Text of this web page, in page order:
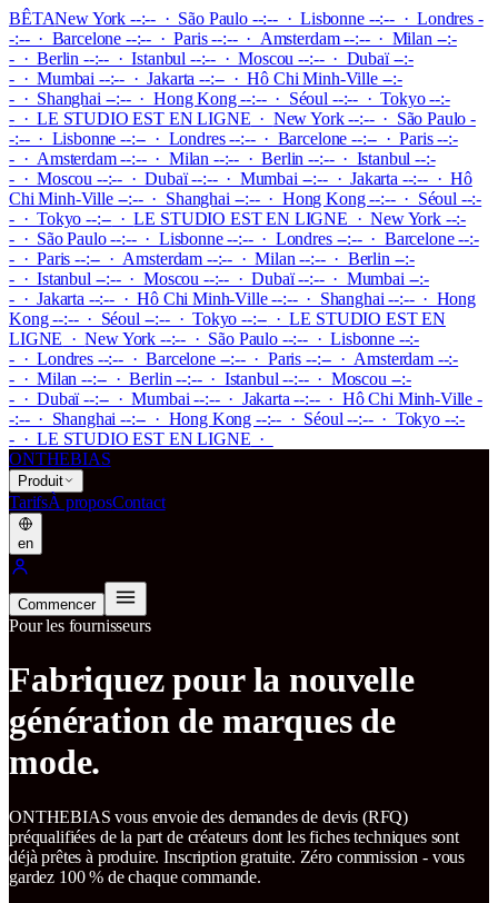
BÊTANew York --:-- · São Paulo --:-- · Lisbonne --:-- · Londres -
-:-- · Barcelone --:-- · Paris --:-- · Amsterdam --:-- · Milan --:-
- · Berlin --:-- · Istanbul --:-- · Moscou --:-- · Dubaï --:-
- · Mumbai --:-- · Jakarta --:-- · Hô Chi Minh-Ville --:-
- · Shanghai --:-- · Hong Kong --:-- · Séoul --:-- · Tokyo --:-
-·LE STUDIO EST EN LIGNE · New York --:-- · São Paulo -
-:-- · Lisbonne --:-- · Londres --:-- · Barcelone --:-- · Paris --:-
- · Amsterdam --:-- · Milan --:-- · Berlin --:-- · Istanbul --:-
- · Moscou --:-- · Dubaï --:-- · Mumbai --:-- · Jakarta --:-- · Hô
Chi Minh-Ville --:-- · Shanghai --:-- · Hong Kong --:-- · Séoul --:-
- · Tokyo --:-- ·LE STUDIO EST EN LIGNE ·New York --:-
- · São Paulo --:-- · Lisbonne --:-- · Londres --:-- · Barcelone --:-
- · Paris --:-- · Amsterdam --:-- · Milan --:-- · Berlin --:-
- · Istanbul --:-- · Moscou --:-- · Dubaï --:-- · Mumbai --:-
- · Jakarta --:-- · Hô Chi Minh-Ville --:-- · Shanghai --:-- · Hong
Kong --:-- · Séoul --:-- · Tokyo --:-- ·LE STUDIO EST EN
LIGNE ·New York --:-- · São Paulo --:-- · Lisbonne --:-
- · Londres --:-- · Barcelone --:-- · Paris --:-- · Amsterdam --:-
- · Milan --:-- · Berlin --:-- · Istanbul --:-- · Moscou --:-
- · Dubaï --:-- · Mumbai --:-- · Jakarta --:-- · Hô Chi Minh-Ville -
-:-- · Shanghai --:-- · Hong Kong --:-- · Séoul --:-- · Tokyo --:-
-·LE STUDIO EST EN LIGNE ·
ONTHEBIAS
Produit
TarifsÀ proposContact
en
Commencer
Pour les fournisseurs
Fabriquez pour la nouvelle
génération de marques de
mode.
ONTHEBIAS vous envoie des demandes de devis (RFQ)
préqualifiées de la part de créateurs dont les fiches techniques sont
déjà prêtes à produire. Inscription gratuite. Zéro commission - vous
gardez 100 % de chaque commande.